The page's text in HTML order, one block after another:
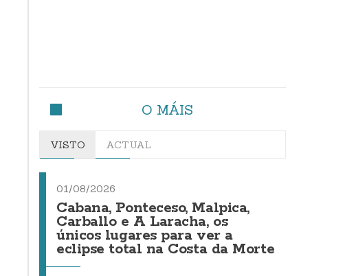
O MÁIS
VISTO ACTUAL
01/08/2026
Cabana, Ponteceso, Malpica,
Carballo e A Laracha, os
únicos lugares para ver a
eclipse total na Costa da Morte